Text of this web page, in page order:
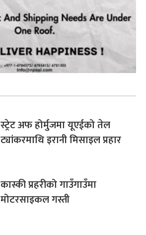
स्ट्रेट अफ होर्मुजमा यूएईको तेल
ट्यांकरमाथि इरानी मिसाइल प्रहार
कास्की प्रहरीको गाउँगाउँमा
मोटरसाइकल गस्ती